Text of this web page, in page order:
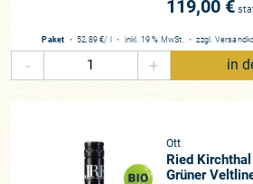
119,00 €
Paket ・ 52,89 €/ l ・ inkl. 19 % MwSt. ・zzgl.
- + in
Ott
Ried
Grüner